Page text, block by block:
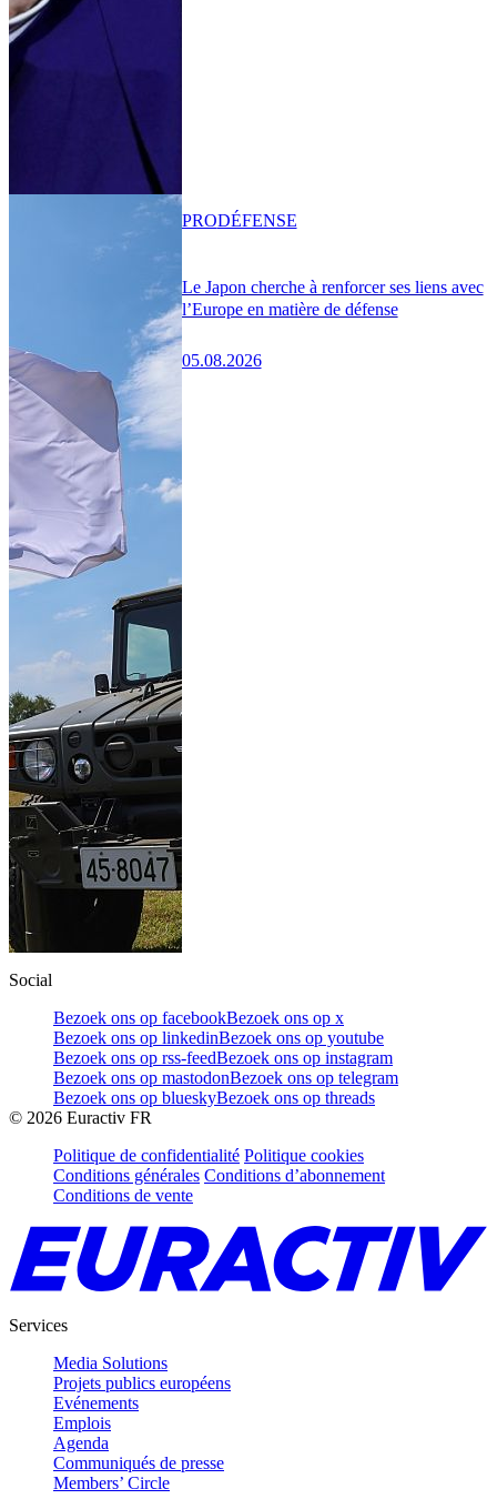
Le Japon cherche à renforcer ses liens avec
l’Europe en matière de défense
05.08.2026
PRODÉFENSE
Social
Bezoek ons op facebookBezoek ons op x
Bezoek ons op linkedinBezoek ons op youtube
Bezoek ons op rss-feedBezoek ons op instagram
Bezoek ons op mastodonBezoek ons op telegram
Bezoek ons op blueskyBezoek ons op threads
© 2026 Euractiv FR
Politique de confidentialité Politique cookies
Conditions générales Conditions d’abonnement
Conditions de vente
Services
Media Solutions
Projets publics européens
Evénements
Emplois
Agenda
Communiqués de presse
Members’ Circle